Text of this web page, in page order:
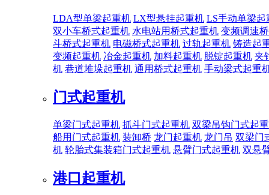
LDA型单梁起重机 LX型悬挂起重机 LS手动单梁起
双小车桥式起重机 水电站用桥式起重机 变频调速
斗桥式起重机 电磁桥式起重机 过轨起重机 铸造起
变频起重机 冶金起重机 加料起重机 脱锭起重机 夹
机 巷道堆垛起重机 通用桥式起重机 手动梁式起重
门式起重机
单梁门式起重机 抓斗门式起重机 双梁吊钩门式起
船用门式起重机 装卸桥 龙门起重机 龙门吊 双梁门
机 轮胎式集装箱门式起重机 悬臂门式起重机 双悬
港口起重机